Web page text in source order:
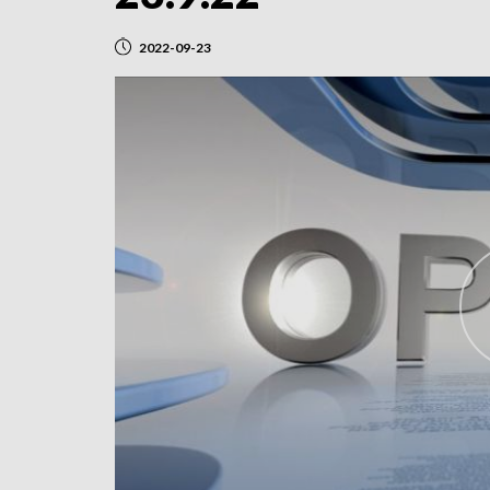
2022-09-23